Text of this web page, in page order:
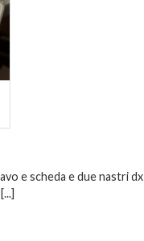
e scheda e due nastri dx